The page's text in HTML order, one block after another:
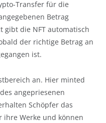
Transfer für die
Betrag
gibt die NFT automatisch
der richtige Betrag an
ist.
an. Hier minted
angepriesenen
Schöpfer das
ihre Werke und können